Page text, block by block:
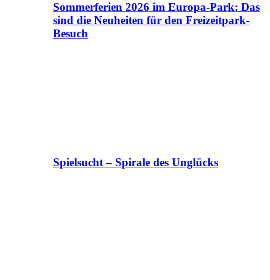
Sommerferien 2026 im Europa-Park: Das
sind die Neuheiten für den Freizeitpark-
Besuch
Spielsucht – Spirale des Unglücks